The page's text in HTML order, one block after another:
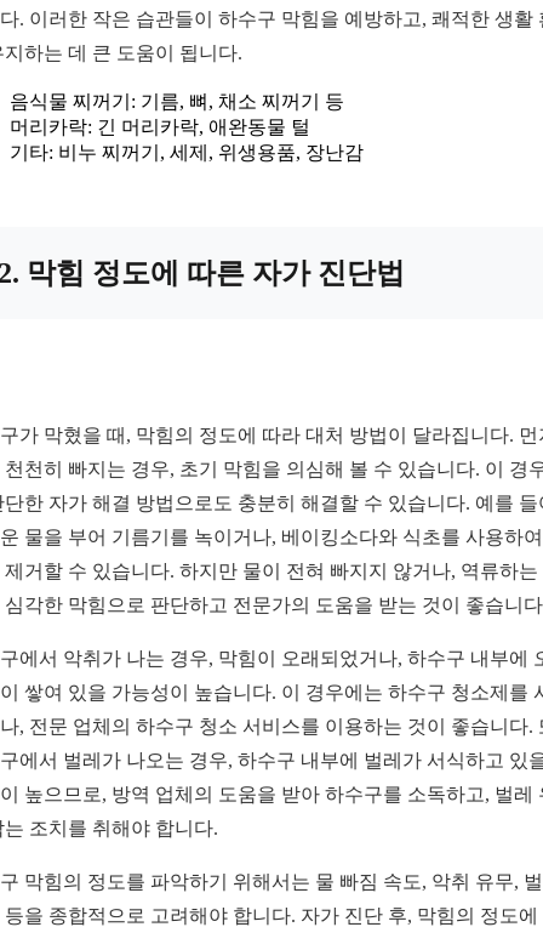
. 이러한 작은 습관들이 하수구 막힘을 예방하고, 쾌적한 생활
지하는 데 큰 도움이 됩니다.
음식물 찌꺼기: 기름, 뼈, 채소 찌꺼기 등
머리카락: 긴 머리카락, 애완동물 털
기타: 비누 찌꺼기, 세제, 위생용품, 장난감
막힘 정도에 따른 자가 진단법
가 막혔을 때, 막힘의 정도에 따라 대처 방법이 달라집니다. 먼
천천히 빠지는 경우, 초기 막힘을 의심해 볼 수 있습니다. 이 경
단한 자가 해결 방법으로도 충분히 해결할 수 있습니다. 예를 들
물을 부어 기름기를 녹이거나, 베이킹소다와 식초를 사용하
제거할 수 있습니다. 하지만 물이 전혀 빠지지 않거나, 역류하는
심각한 막힘으로 판단하고 전문가의 도움을 받는 것이 좋습니
에서 악취가 나는 경우, 막힘이 오래되었거나, 하수구 내부에
쌓여 있을 가능성이 높습니다. 이 경우에는 하수구 청소제를
, 전문 업체의 하수구 청소 서비스를 이용하는 것이 좋습니다.
에서 벌레가 나오는 경우, 하수구 내부에 벌레가 서식하고 있
높으므로, 방역 업체의 도움을 받아 하수구를 소독하고, 벌레
는 조치를 취해야 합니다.
막힘의 정도를 파악하기 위해서는 물 빠짐 속도, 악취 유무,
등을 종합적으로 고려해야 합니다. 자가 진단 후, 막힘의 정도에